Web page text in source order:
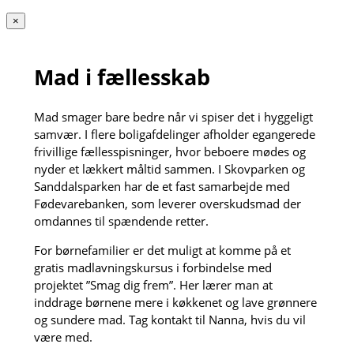
×
Mad i fællesskab
Mad smager bare bedre når vi spiser det i hyggeligt
samvær. I flere boligafdelinger afholder egangerede
frivillige fællesspisninger, hvor beboere mødes og
nyder et lækkert måltid sammen. I Skovparken og
Sanddalsparken har de et fast samarbejde med
Fødevarebanken, som leverer overskudsmad der
omdannes til spændende retter.
For børnefamilier er det muligt at komme på et
gratis madlavningskursus i forbindelse med
projektet ”Smag dig frem”. Her lærer man at
inddrage børnene mere i køkkenet og lave grønnere
og sundere mad. Tag kontakt til Nanna, hvis du vil
være med.